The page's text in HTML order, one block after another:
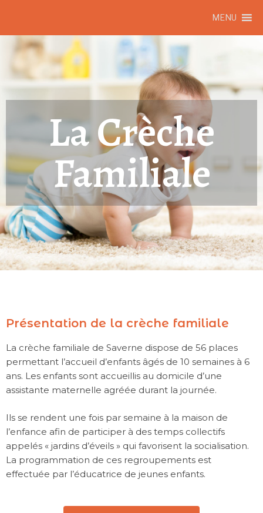
MENU
La Crèche
Familiale
Présentation de la crèche familiale
La crèche familiale de Saverne dispose de 56 places
permettant l’accueil d’enfants âgés de 10 semaines à 6
ans. Les enfants sont accueillis au domicile d’une
assistante maternelle agréée durant la journée.
Ils se rendent une fois par semaine à la maison de
l’enfance afin de participer à des temps collectifs
appelés « jardins d’éveils » qui favorisent la socialisation.
La programmation de ces regroupements est
effectuée par l’éducatrice de jeunes enfants.